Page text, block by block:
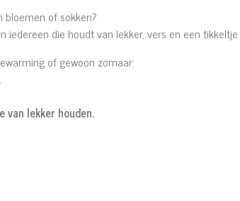
of sokken?
die houdt van lekker, vers en een tikkeltje
of gewoon zomaar:
van lekker houden.